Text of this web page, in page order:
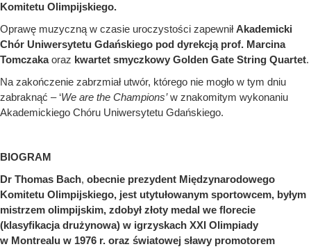
Komitetu Olimpijskiego.
Oprawę muzyczną w czasie uroczystości zapewniłAkademicki
Chór Uniwersytetu Gdańskiego pod dyrekcją prof. Marcina
Tomczakaoraz kwartet smyczkowy Golden Gate String Quartet.
Na zakończenie zabrzmiał utwór, którego nie mogło w tym dniu
zabraknąć – ‘We are the Champions’w znakomitym wykonaniu
Akademickiego Chóru Uniwersytetu Gdańskiego.
BIOGRAM
Dr Thomas Bach, obecnie prezydent Międzynarodowego
Komitetu Olimpijskiego, jest utytułowanym sportowcem, byłym
mistrzem olimpijskim, zdobył złoty medal we florecie
(klasyfikacja drużynowa) w igrzyskach XXI Olimpiady
w Montrealu w 1976 r. oraz światowej sławy promotorem